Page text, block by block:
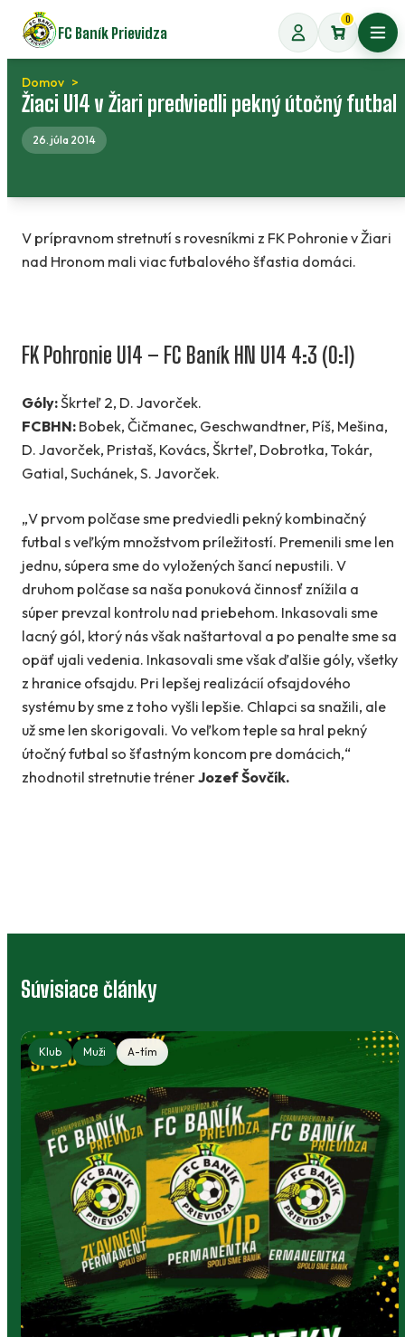
Preskočiť
na
obsah
FC Baník Prievidza
0
Domov
Žiaci U14 v Žiari predviedli pekný útočný futbal
26. júla 2014
V prípravnom stretnutí s rovesníkmi z FK Pohronie v Žiari
nad Hronom mali viac futbalového šťastia domáci.
FK Pohronie U14 – FC Baník HN U14 4:3 (0:1)
Góly:Škrteľ 2, D. Javorček.
FCBHN: Bobek, Čičmanec, Geschwandtner, Píš, Mešina,
D. Javorček, Pristaš, Kovács, Škrteľ, Dobrotka, Tokár,
Gatial, Suchánek, S. Javorček.
„V prvom polčase sme predviedli pekný kombinačný
futbal s veľkým množstvom príležitostí. Premenili sme len
jednu, súpera sme do vyložených šancí nepustili. V
druhom polčase sa naša ponuková činnosť znížila a
súper prevzal kontrolu nad priebehom. Inkasovali sme
lacný gól, ktorý nás však naštartoval a po penalte sme sa
opäť ujali vedenia. Inkasovali sme však ďalšie góly, všetky
z hranice ofsajdu. Pri lepšej realizácií ofsajdového
systému by sme z toho vyšli lepšie. Chlapci sa snažili, ale
už sme len skorigovali. Vo veľkom teple sa hral pekný
útočný futbal so šťastným koncom pre domácich,“
zhodnotil stretnutie trénerJozef Šovčík.
Súvisiace články
Muži A-tím Klub